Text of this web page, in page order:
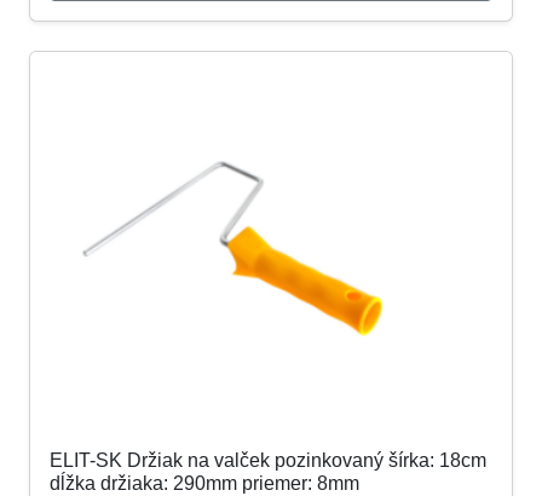
ELIT-SK Držiak na valček pozinkovaný šírka: 18cm
dĺžka držiaka: 290mm priemer: 8mm